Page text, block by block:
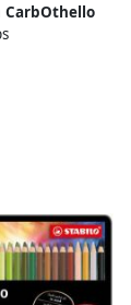
CarbOthello